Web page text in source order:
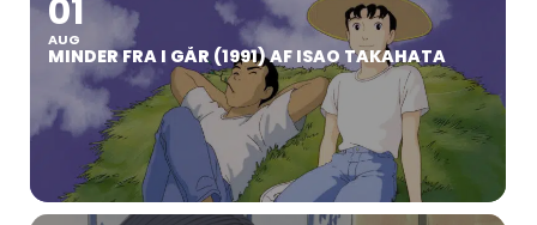
01
AUG
MINDER FRA I GÅR (1991) AF ISAO TAKAHATA